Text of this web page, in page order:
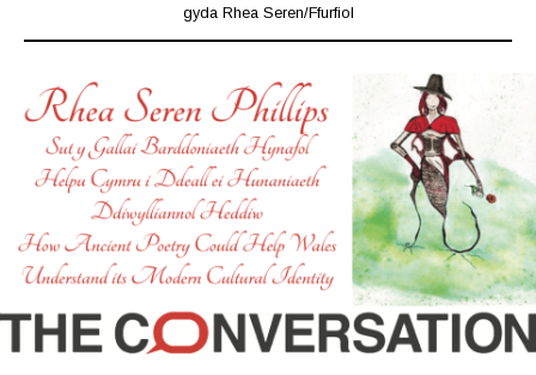
gyda Rhea Seren/Ffurfiol